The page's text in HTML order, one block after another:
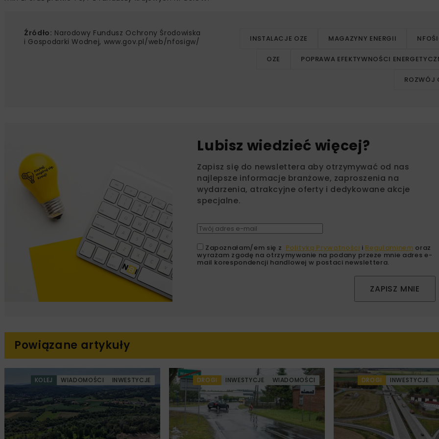
Źródło: Narodowy Fundusz Ochrony Środowiska
i Gospodarki Wodnej, www.gov.pl/web/nfosigw/
INSTALACJE OZE MAGAZYNY ENERGII
OZE POPRAWA EFEKTYWNOŚCI
ROZWÓJ
Lubisz wiedzieć więcej?
Zapisz się do newslettera aby otrzymywać od nas
najlepsze informacje branżowe, zaproszenia na
wydarzenia, atrakcyjne oferty i dedykowane akcje
specjalne.
Zapoznałam/em się z Polityką Prywatności i Regulaminem oraz
wyrażam zgodę na otrzymywanie na podany przeze mnie adres e-
mail korespondencji handlowej w postaci newslettera.
ZAPISZ MNIE
Powiązane artykuły
KOLEJ WIADOMOŚCI INWESTYCJE DROGI INWESTYCJE WIADOMOŚCI DROGI INWESTYCJE